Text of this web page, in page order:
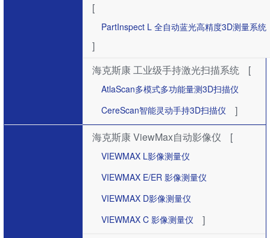
[
PartInspect L 全自动蓝光高精度3D测量系统
]
海克斯康 工业级手持激光扫描系统
[
AtlaScan多模式多功能量测3D扫描仪
CereScan智能灵动手持3D扫描仪
]
海克斯康 ViewMax自动影像仪 [
VIEWMAX L影像测量仪
VIEWMAX E/ER 影像测量仪
VIEWMAX D影像测量仪
VIEWMAX C 影像测量仪
]